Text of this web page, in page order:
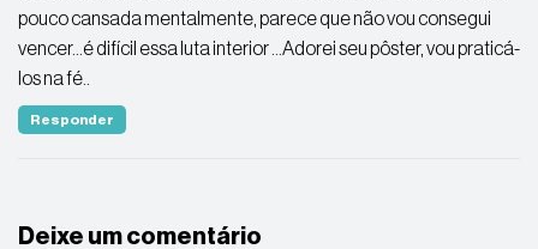
pouco cansada mentalmente, parece que não vou consegui
vencer…é difícil essa luta interior …Adorei seu pôster, vou praticá-
los na fé..
Responder
Deixe um comentário